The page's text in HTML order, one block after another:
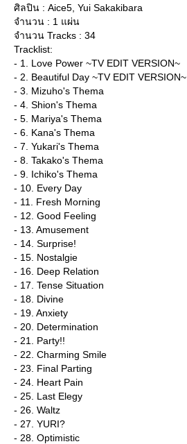
ศิลปิน : Aice5, Yui Sakakibara
จำนวน : 1 แผ่น
จำนวน Tracks : 34
Tracklist:
- 1. Love Power ~TV EDIT VERSION~
- 2. Beautiful Day ~TV EDIT VERSION~
- 3. Mizuho's Thema
- 4. Shion's Thema
- 5. Mariya's Thema
- 6. Kana's Thema
- 7. Yukari's Thema
- 8. Takako's Thema
- 9. Ichiko's Thema
- 10. Every Day
- 11. Fresh Morning
- 12. Good Feeling
- 13. Amusement
- 14. Surprise!
- 15. Nostalgie
- 16. Deep Relation
- 17. Tense Situation
- 18. Divine
- 19. Anxiety
- 20. Determination
- 21. Party!!
- 22. Charming Smile
- 23. Final Parting
- 24. Heart Pain
- 25. Last Elegy
- 26. Waltz
- 27. YURI?
- 28. Optimistic